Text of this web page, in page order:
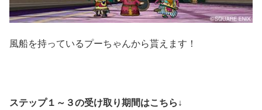
風船を持っているプーちゃんから貰えます！
ステップ１～３の受け取り期間はこちら↓